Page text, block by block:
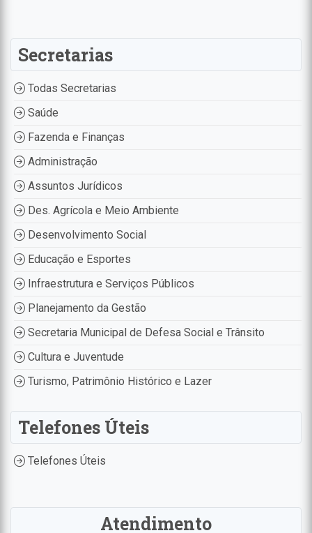
Secretarias
Todas Secretarias
Saúde
Fazenda e Finanças
Administração
Assuntos Jurídicos
Des. Agrícola e Meio Ambiente
Desenvolvimento Social
Educação e Esportes
Infraestrutura e Serviços Públicos
Planejamento da Gestão
Secretaria Municipal de Defesa Social e Trânsito
Cultura e Juventude
Turismo, Patrimônio Histórico e Lazer
Telefones Úteis
Telefones Úteis
Atendimento